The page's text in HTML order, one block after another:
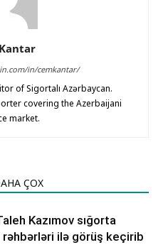
in/cemkantar/
of Sigortalı Azərbaycan.
covering the Azerbaijani
market.
ÇOX
Kazımov sığorta
ilə görüş keçirib